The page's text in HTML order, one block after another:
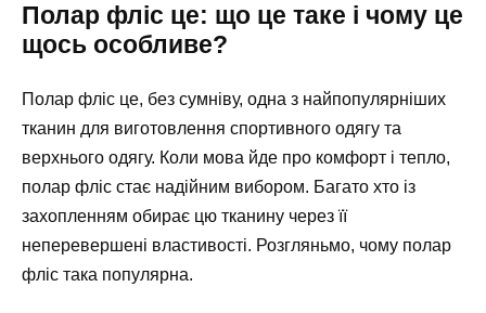
Полар фліс це: що це таке і чому це
щось особливе?
Полар фліс це, без сумніву, одна з найпопулярніших
тканин для виготовлення спортивного одягу та
верхнього одягу. Коли мова йде про комфорт і тепло,
полар фліс стає надійним вибором. Багато хто із
захопленням обирає цю тканину через її
неперевершені властивості. Розгляньмо, чому полар
фліс така популярна.